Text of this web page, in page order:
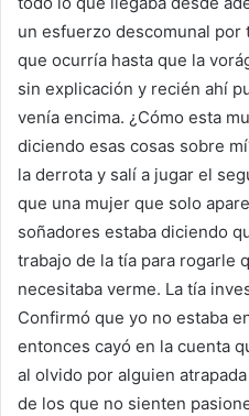
un esfuerzo descomunal
que ocurría hasta que la
sin explicación y recién ahí
venía encima. ¿Cómo esta
diciendo esas cosas sobre
la derrota y salí a jugar el
que una mujer que solo
soñadores estaba diciendo
trabajo de la tía para rogarle
necesitaba verme. La tía
Confirmó que yo no estaba
entonces cayó en la cuenta
al olvido por alguien
de los que no sienten